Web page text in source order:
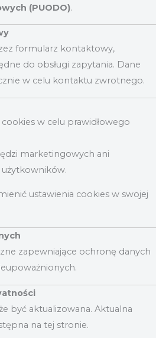
(PUODO).
formularz kontaktowy,
do obsługi zapytania. Dane
w celu kontaktu zwrotnego.
w celu prawidłowego
marketingowych ani
użytkowników.
ustawienia cookies w swojej
zapewniające ochronę danych
być aktualizowana. Aktualna
na tej stronie.